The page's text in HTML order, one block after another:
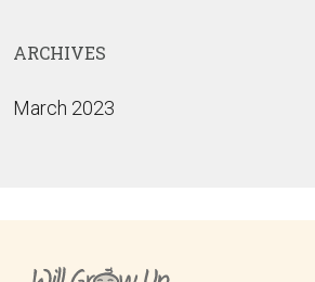
ARCHIVES
March 2023